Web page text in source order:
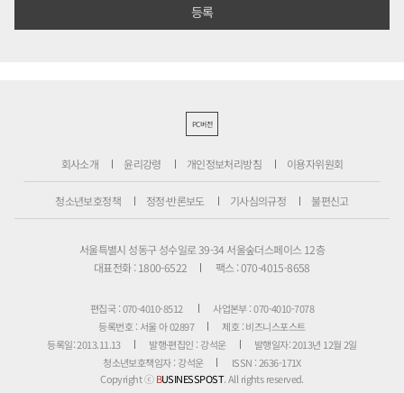
PC버전
회사소개 윤리강령 개인정보처리방침 이용자위원회
청소년보호정책 정정·반론보도 기사심의규정 불편신고
서울특별시 성동구 성수일로 39-34 서울숲더스페이스 12층
대표전화 : 1800-6522
팩스 : 070-4015-8658
편집국 : 070-4010-8512
사업본부 : 070-4010-7078
등록번호 : 서울 아 02897
제호 : 비즈니스포스트
등록일: 2013.11.13
발행·편집인 : 강석운
발행일자: 2013년 12월 2일
청소년보호책임자 : 강석운
ISSN : 2636-171X
Copyright ⓒBUSINESSPOST. All rights reserved.